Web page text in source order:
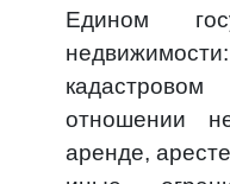
Едином
отношении
аренде,